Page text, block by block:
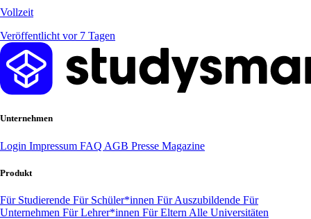
Vollzeit
Veröffentlicht vor 7 Tagen
Unternehmen
Login Impressum FAQ AGB Presse Magazine
Produkt
Für Studierende Für Schüler*innen Für Auszubildende Für
Unternehmen Für Lehrer*innen Für Eltern Alle Universitäten